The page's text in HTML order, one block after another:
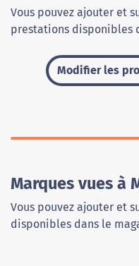
Vous pouvez ajouter et
prestations disponibles
Modifier les
Marques vues à
Vous pouvez ajouter et
disponibles dans le